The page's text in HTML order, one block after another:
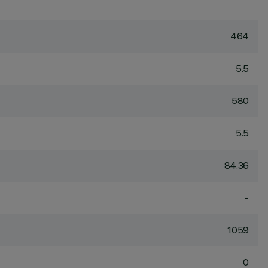
464
5.5
580
5.5
84.36
-
1059
0